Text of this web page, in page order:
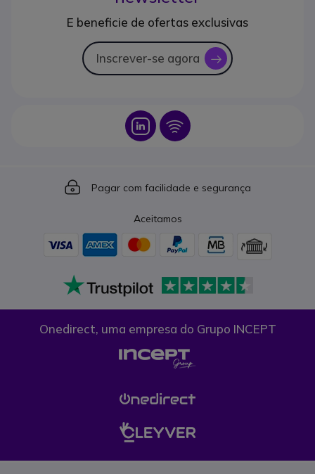
E beneficie de ofertas exclusivas
Inscrever-se agora icon
Icon Icon
Icon
Pagar com facilidade e segurança
Aceitamos
Onedirect, uma empresa do Grupo INCEPT